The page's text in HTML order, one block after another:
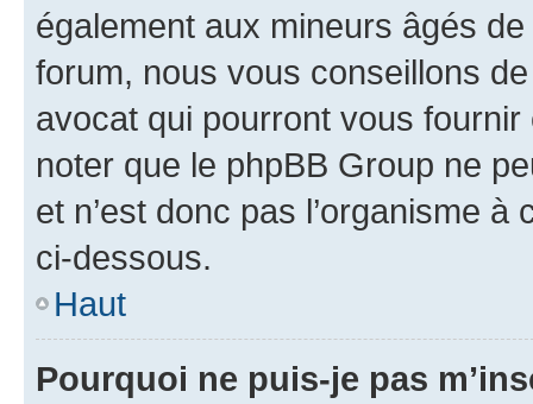
également aux mineurs âgés
forum, nous vous conseillons
avocat qui pourront vous
noter que le phpBB Group ne
et n’est donc pas l’organisme
ci-dessous.
Haut
Pourquoi ne puis-je pas